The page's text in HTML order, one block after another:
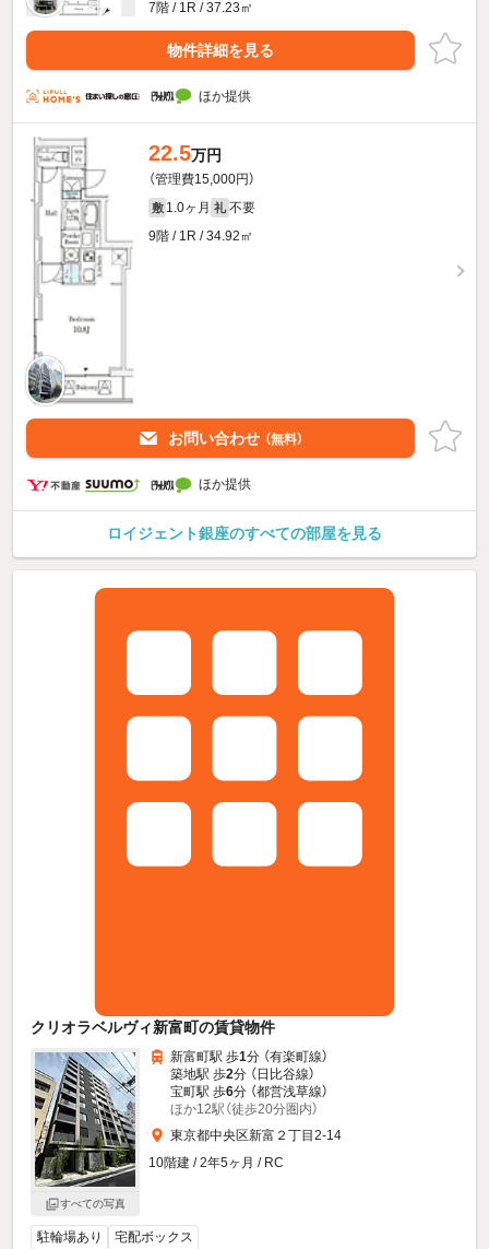
7階 / 1R / 37.23㎡
物件詳細を見る
ほか提供
22.5万円
（管理費15,000円）
敷 1.0ヶ月 礼 不要
9階 / 1R / 34.92㎡
お問い合わせ （無料）
ほか提供
ロイジェント銀座のすべての部屋を見る
クリオラベルヴィ新富町の賃貸物件
すべての写真
新富町駅 歩1分 （有楽町線）
築地駅 歩2分 （日比谷線）
宝町駅 歩6分 （都営浅草線）
ほか12駅（徒歩20分圏内）
東京都中央区新富２丁目2-14
10階建 / 2年5ヶ月 / RC
駐輪場あり 宅配ボックス